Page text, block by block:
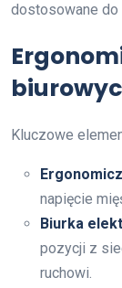
dostosowane do
Kluczowe
napięcie
Biurka
pozycji z
ruchowi.